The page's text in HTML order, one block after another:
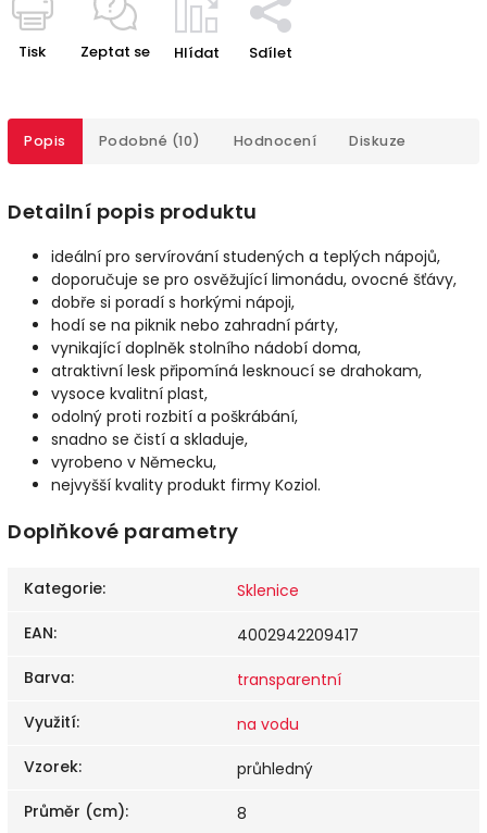
Tisk Zeptat se Hlídat Sdílet
Popis Podobné (10) Hodnocení Diskuze
Detailní popis produktu
ideální pro servírování studených a teplých nápojů,
doporučuje se pro osvěžující limonádu, ovocné šťávy,
dobře si poradí s horkými nápoji,
hodí se na piknik nebo zahradní párty,
vynikající doplněk stolního nádobí doma,
atraktivní lesk připomíná lesknoucí se drahokam,
vysoce kvalitní plast,
odolný proti rozbití a poškrábání,
snadno se čistí a skladuje,
vyrobeno v Německu,
nejvyšší kvality produkt firmy Koziol.
Doplňkové parametry
Kategorie:
Sklenice
EAN:
4002942209417
Barva:
transparentní
Využití:
na vodu
Vzorek:
průhledný
Průměr (cm):
8